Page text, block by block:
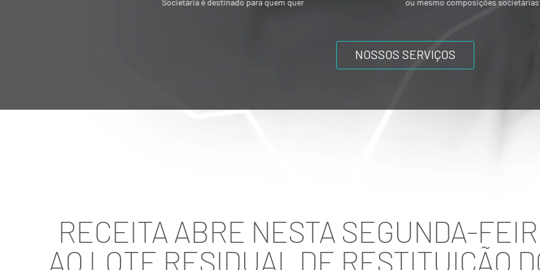
Societária é destinado para quem quer
ou mesmo composições societárias entre
NOSSOS SERVIÇOS
RECEITA ABRE NESTA SEGUNDA-
AO LOTE RESIDUAL DE RESTITUIÇÃO